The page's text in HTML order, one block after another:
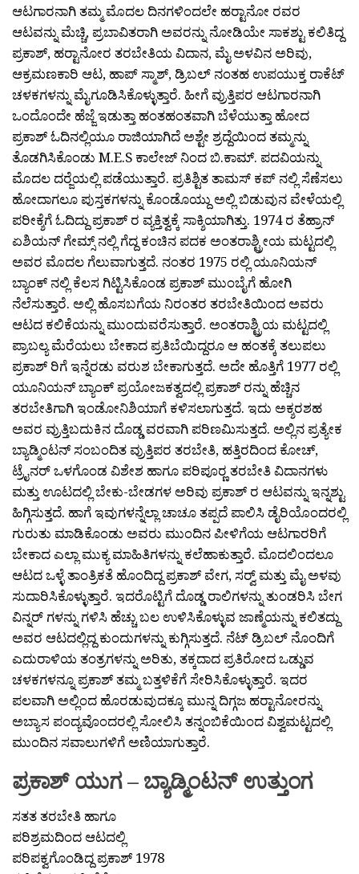
ಆಟಗಾರನಾಗಿ ತಮ್ಮ ಮೊದಲ ದಿನಗಳಿಂದಲೇ ಹರ‍್ಟಾನೋ ರವರ
ಆಟವನ್ನು ಮೆಚ್ಚಿ, ಪ್ರಬಾವಿತರಾಗಿ ಅವರನ್ನು ನೋಡಿಯೇ ಸಾಕಶ್ಟು ಕಲಿತಿದ್ದ
ಪ್ರಕಾಶ್, ಹರ‍್ಟಾನೋರ ತರಬೇತಿಯ ವಿದಾನ, ಮೈ ಅಳವಿನ ಅರಿವು,
ಆಕ್ರಮಣಕಾರಿ ಆಟ, ಹಾಪ್ ಸ್ಮಾಶ್, ಡ್ರಿಬಲ್ ನಂತಹ ಉಪಯುಕ್ತ ರಾಕೆಟ್
ಚಳಕಗಳನ್ನು ಮೈಗೂಡಿಸಿಕೊಳ್ಳುತ್ತಾರೆ. ಹೀಗೆ ವ್ರುತ್ತಿಪರ ಆಟಗಾರನಾಗಿ
ಒಂದೊಂದೇ ಹೆಜ್ಜೆ ಇಡುತ್ತಾ ಹಂತಹಂತವಾಗಿ ಬೆಳೆಯುತ್ತಾ ಹೋದ
ಪ್ರಕಾಶ್ ಓದಿನಲ್ಲಿಯೂ ರಾಜಿಯಾಗಿದೆ ಅಶ್ಟೇ ಶ್ರದ್ದೆಯಿಂದ ತಮ್ಮನ್ನು
ತೊಡಗಿಸಿಕೊಂಡು M.E.S ಕಾಲೇಜ್ ನಿಂದ ಬಿ.ಕಾಮ್. ಪದವಿಯನ್ನು
ಮೊದಲ ದರ‍್ಜೆಯಲ್ಲಿ ಪಡೆಯುತ್ತಾರೆ. ಪ್ರತಿಶ್ಟಿತ ತಾಮಸ್ ಕಪ್ ನಲ್ಲಿ ಸೆಣೆಸಲು
ಹೋದಾಗಲೂ ಪುಸ್ತಕಗಳನ್ನು ಕೊಂಡೊಯ್ದು ಅಲ್ಲಿ ಬಿಡುವುನ ವೇಳೆಯಲ್ಲಿ
ಪರೀಕ್ಶೆಗೆ ಓದಿದ್ದು ಪ್ರಕಾಶ್ ರ ವ್ಯಕ್ತಿತ್ವಕ್ಕೆ ಸಾಕ್ಶಿಯಾಗಿತ್ತು. 1974 ರ ತೆಹ್ರಾನ್
ಏಶಿಯನ್ ಗೇಮ್ಸ್ ನಲ್ಲಿ ಗೆದ್ದ ಕಂಚಿನ ಪದಕ ಅಂತರಾಶ್ಟ್ರೀಯ ಮಟ್ಟದಲ್ಲಿ
ಅವರ ಮೊದಲ ಗೆಲುವಾಗುತ್ತದೆ. ನಂತರ 1975 ರಲ್ಲಿ ಯೂನಿಯನ್
ಬ್ಯಾಂಕ್ ನಲ್ಲಿ ಕೆಲಸ ಗಿಟ್ಟಿಸಿಕೊಂಡ ಪ್ರಕಾಶ್ ಮುಂಬೈಗೆ ಹೋಗಿ
ನೆಲೆಸುತ್ತಾರೆ. ಅಲ್ಲಿ ಹೊಸಬಗೆಯ ನಿರಂತರ ತರಬೇತಿಯಿಂದ ಅವರು
ಆಟದ ಕಲಿಕೆಯನ್ನು ಮುಂದುವರೆಸುತ್ತಾರೆ. ಅಂತರಾಶ್ಟ್ರಿಯ ಮಟ್ಟದಲ್ಲಿ
ಪ್ರಾಬಲ್ಯ ಮೆರೆಯಲು ಬೇಕಾದ ಪ್ರತಿಬೆಯಿದ್ದರೂ ಆ ಹಂತಕ್ಕೆ ತಲುಪಲು
ಪ್ರಕಾಶ್ ರಿಗೆ ಇನ್ನೆರಡು ವರುಶ ಬೇಕಾಗುತ್ತದೆ. ಅದೇ ಹೊತ್ತಿಗೆ 1977 ರಲ್ಲಿ
ಯೂನಿಯನ್ ಬ್ಯಾಂಕ್ ಪ್ರಯೋಜಕತ್ವದಲ್ಲಿ ಪ್ರಕಾಶ್ ರನ್ನು ಹೆಚ್ಚಿನ
ತರಬೇತಿಗಾಗಿ ಇಂಡೋನಿಶಿಯಾಗೆ ಕಳಿಸಲಾಗುತ್ತದೆ. ಇದು ಅಕ್ಶರಶಹ
ಅವರ ವ್ರುತ್ತಿಬದುಕಿನ ದೊಡ್ಡ ವರವಾಗಿ ಪರಿಣಮಿಸುತ್ತದೆ. ಅಲ್ಲಿನ ಪ್ರತ್ಯೇಕ
ಬ್ಯಾಡ್ಮಿಂಟನ್ ಸಂಬಂದಿತ ವ್ರುತ್ತಿಪರ ತರಬೇತಿ, ಹತ್ತಿರದಿಂದ ಕೋಚ್,
ಟ್ರೈನರ್ ಒಳಗೊಂಡ ವಿಶೇಶ ಹಾಗೂ ಪರಿಪೂರ‍್ಣ ತರಬೇತಿ ವಿದಾನಗಳು
ಮತ್ತು ಊಟದಲ್ಲಿ ಬೇಕು-ಬೇಡಗಳ ಅರಿವು ಪ್ರಕಾಶ್ ರ ಆಟವನ್ನು ಇನ್ನಶ್ಟು
ಹಿಗ್ಗಿಸುತ್ತದೆ. ಹಾಗೆ ಇವುಗಳನ್ನೆಲ್ಲಾ ಚಾಚೂ ತಪ್ಪದೆ ಪಾಲಿಸಿ ಡೈರಿಯೊಂದರಲ್ಲಿ
ಗುರುತು ಮಾಡಿಕೊಂಡು ಅವರು ಮುಂದಿನ ಪೀಳಿಗೆಯ ಆಟಗಾರರಿಗೆ
ಬೇಕಾದ ಎಲ್ಲಾ ಮುಕ್ಯ ಮಾಹಿತಿಗಳನ್ನು ಕಲೆಹಾಕುತ್ತಾರೆ. ಮೊದಲಿಂದಲೂ
ಆಟದ ಒಳ್ಳೆ ತಾಂತ್ರಿಕತೆ ಹೊಂದಿದ್ದ ಪ್ರಕಾಶ್ ವೇಗ, ಸರ‍್ವ್ ಮತ್ತು ಮೈ ಅಳವು
ಸುದಾರಿಸಿಕೊಳ್ಳುತ್ತಾರೆ. ಇದರೊಟ್ಟಿಗೆ ದೊಡ್ಡ ರಾಲಿಗಳನ್ನು ತುಂಡರಿಸಿ ಬೇಗ
ವಿನ್ನರ್ ಗಳನ್ನು ಗಳಿಸಿ ಹೆಚ್ಚು ಬಲ ಉಳಿಸಿಕೊಳ್ಳುವ ಜಾಣ್ಮೆಯನ್ನು ಕಲಿತದ್ದು
ಅವರ ಆಟದಲ್ಲಿದ್ದ ಕುಂದುಗಳನ್ನು ಕುಗ್ಗಿಸುತ್ತದೆ. ನೆಟ್ ಡ್ರಿಬಲ್ ನೊಂದಿಗೆ
ಎದುರಾಳಿಯ ತಂತ್ರಗಳನ್ನು ಅರಿತು, ತಕ್ಕದಾದ ಪ್ರತಿರೋದ ಒಡ್ಡುವ
ಚಳಕಗಳನ್ನೂ ಪ್ರಕಾಶ್ ತಮ್ಮ ಬತ್ತಳಿಕೆಗೆ ಸೇರಿಸಿಕೊಳ್ಳುತ್ತಾರೆ. ಇದರ
ಪಲವಾಗಿ ಅಲ್ಲಿಂದ ಹೊರಡುವುದಕ್ಕೂ ಮುನ್ನ ದಿಗ್ಗಜ ಹರ‍್ಟಾನೋರನ್ನು
ಅಬ್ಯಾಸ ಪಂದ್ಯವೊಂದರಲ್ಲಿ ಸೋಲಿಸಿ ತನ್ನಂಬಿಕೆಯಿಂದ ವಿಶ್ವಮಟ್ಟದಲ್ಲಿ
ಮುಂದಿನ ಸವಾಲುಗಳಿಗೆ ಅಣಿಯಾಗುತ್ತಾರೆ.
ಪ್ರಕಾಶ್ ಯುಗ – ಬ್ಯಾಡ್ಮಿಂಟನ್ ಉತ್ತುಂಗ
ಸತತ ತರಬೇತಿ ಹಾಗೂ
ಪರಿಶ್ರಮದಿಂದ ಆಟದಲ್ಲಿ
ಪರಿಪಕ್ವಗೊಂಡಿದ್ದ ಪ್ರಕಾಶ್ 1978